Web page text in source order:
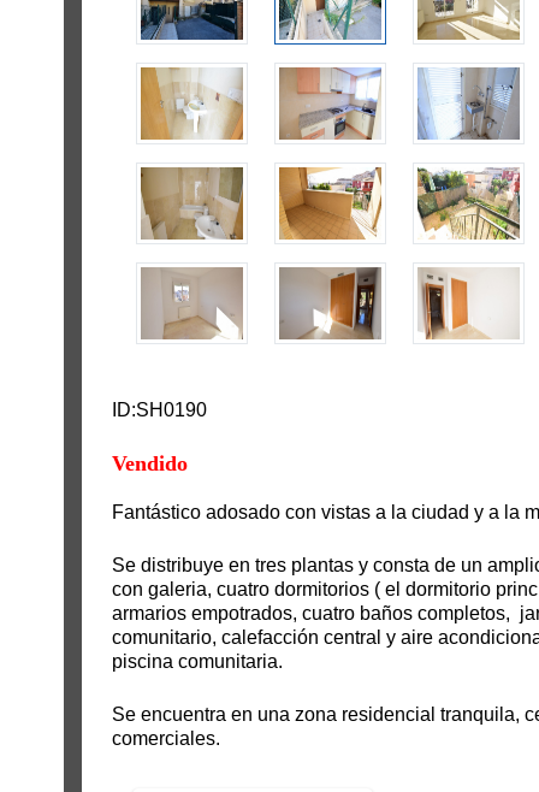
ID:SH0190
Vendido
Fantástico adosado con vistas a la ciudad y a la
Se distribuye en tres plantas y consta de un
con galeria, cuatro dormitorios ( el dormitorio
armarios empotrados, cuatro baños completos,
comunitario, calefacción central y aire
piscina comunitaria.
Se encuentra en una zona residencial tranquila,
comerciales.